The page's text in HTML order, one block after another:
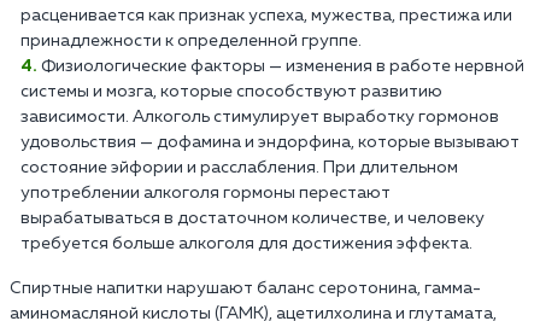
расценивается как признак успеха, мужества, престижа или
принадлежности к определенной группе.
Физиологические факторы — изменения в работе нервной
системы и мозга, которые способствуют развитию
зависимости. Алкоголь стимулирует выработку гормонов
удовольствия — дофамина и эндорфина, которые вызывают
состояние эйфории и расслабления. При длительном
употреблении алкоголя гормоны перестают
вырабатываться в достаточном количестве, и человеку
требуется больше алкоголя для достижения эффекта.
Спиртные напитки нарушают баланс серотонина, гамма-
аминомасляной кислоты (ГАМК), ацетилхолина и глутамата,